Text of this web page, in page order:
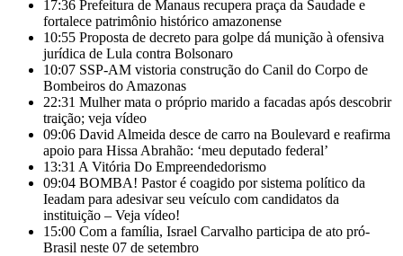
17:36 Prefeitura de Manaus recupera praça da Saudade e
fortalece patrimônio histórico amazonense
10:55 Proposta de decreto para golpe dá munição à ofensiva
jurídica de Lula contra Bolsonaro
10:07 SSP-AM vistoria construção do Canil do Corpo de
Bombeiros do Amazonas
22:31 Mulher mata o próprio marido a facadas após descobrir
traição; veja vídeo
09:06 David Almeida desce de carro na Boulevard e reafirma
apoio para Hissa Abrahão: ‘meu deputado federal’
13:31 A Vitória Do Empreendedorismo
09:04 BOMBA! Pastor é coagido por sistema político da
Ieadam para adesivar seu veículo com candidatos da
instituição – Veja vídeo!
15:00 Com a família, Israel Carvalho participa de ato pró-
Brasil neste 07 de setembro